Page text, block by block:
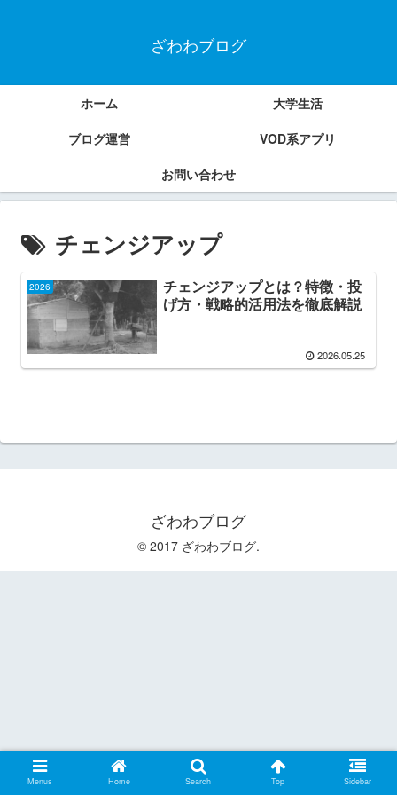
ざわわブログ
ホーム
大学生活
ブログ運営
VOD系アプリ
お問い合わせ
チェンジアップ
2026
チェンジアップとは？特徴・投
げ方・戦略的活用法を徹底解説
2026.05.25
ざわわブログ
© 2017 ざわわブログ.
Menus Home Search Top Sidebar